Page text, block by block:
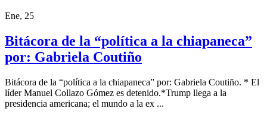
Ene, 25
Bitácora de la “política a la chiapaneca”
por: Gabriela Coutiño
Bitácora de la “política a la chiapaneca” por: Gabriela Coutiño. * El
líder Manuel Collazo Gómez es detenido.*Trump llega a la
presidencia americana; el mundo a la ex ...